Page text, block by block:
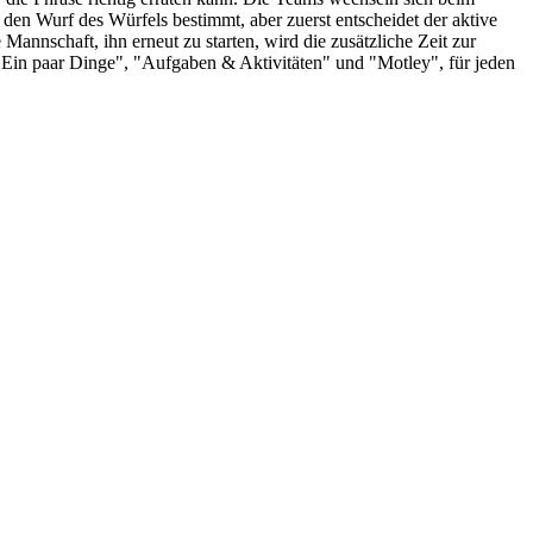
Wurf des Würfels bestimmt, aber zuerst entscheidet der aktive
ihn erneut zu starten, wird die zusätzliche Zeit zur
paar Dinge", "Aufgaben & Aktivitäten" und "Motley", für jeden